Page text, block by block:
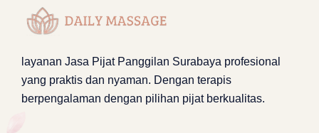
layanan Jasa Pijat Panggilan Surabaya profesional
yang praktis dan nyaman. Dengan terapis
berpengalaman dengan pilihan pijat berkualitas.